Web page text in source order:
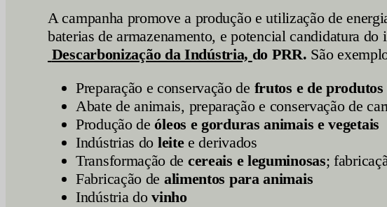
A campanha promove a produção e utilização de
baterias de armazenamento, e potencial candidatura
Descarbonização da Indústria, do PRR. São
Preparação e conservação de frutos e de
Abate de animais, preparação e conservação de
Produção deóleos e gorduras animais e vegetais
Indústrias do leite e derivados
Transformação de cereais e leguminosas;
Fabricação de alimentos para animais
Indústria dovinho